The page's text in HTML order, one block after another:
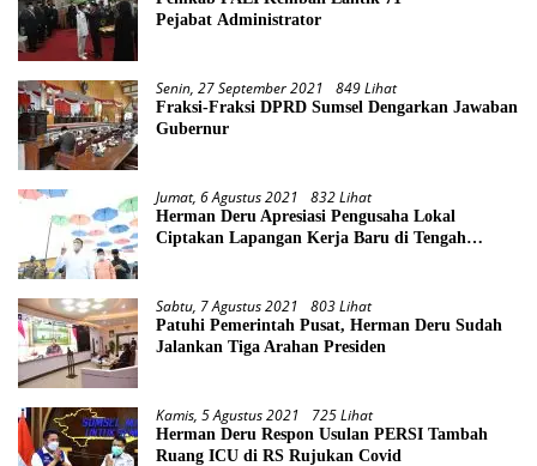
Pejabat Administrator
Senin, 27 September 2021 849 Lihat
Fraksi-Fraksi DPRD Sumsel Dengarkan Jawaban
Gubernur
Jumat, 6 Agustus 2021 832 Lihat
Herman Deru Apresiasi Pengusaha Lokal
Ciptakan Lapangan Kerja Baru di Tengah
Sabtu, 7 Agustus 2021 803 Lihat
Patuhi Pemerintah Pusat, Herman Deru Sudah
Jalankan Tiga Arahan Presiden
Kamis, 5 Agustus 2021 725 Lihat
Herman Deru Respon Usulan PERSI Tambah
Ruang ICU di RS Rujukan Covid